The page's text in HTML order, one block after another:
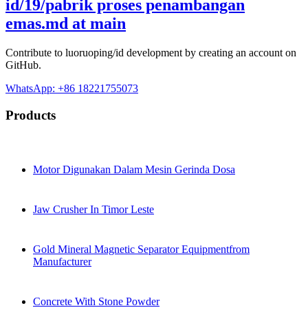
id/19/pabrik proses penambangan
emas.md at main
Contribute to luoruoping/id development by creating an account on
GitHub.
WhatsApp: +86 18221755073
Products
Motor Digunakan Dalam Mesin Gerinda Dosa
Jaw Crusher In Timor Leste
Gold Mineral Magnetic Separator Equipmentfrom
Manufacturer
Concrete With Stone Powder